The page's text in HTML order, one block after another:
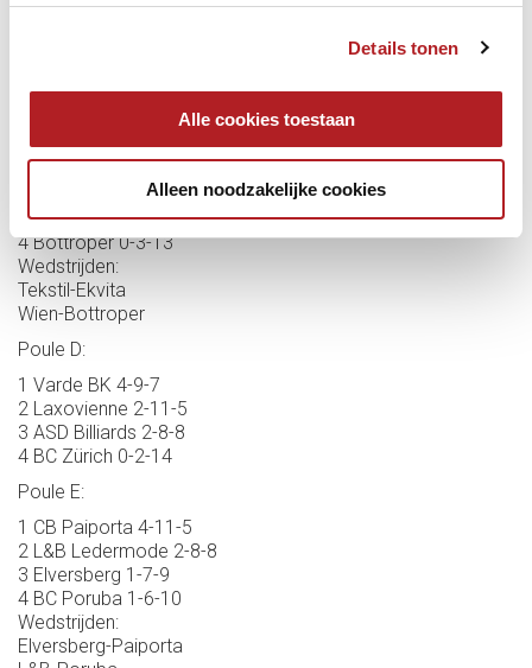
Details tonen
Alle cookies toestaan
Alleen noodzakelijke cookies
3 Lausanne 2-6-10
Leca-Lausanne
2 BK Ekvita 3-10-6
3 BC Elite Wien 1-4-12
4 Bottroper 0-3-13
Wedstrijden:
Tekstil-Ekvita
Wien-Bottroper
Poule D:
1 Varde BK 4-9-7
2 Laxovienne 2-11-5
3 ASD Billiards 2-8-8
4 BC Zürich 0-2-14
Poule E:
1 CB Paiporta 4-11-5
2 L&B Ledermode 2-8-8
3 Elversberg 1-7-9
4 BC Poruba 1-6-10
Wedstrijden:
Elversberg-Paiporta